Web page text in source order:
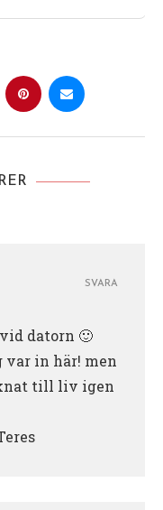
datorn 🙂
var in här! men
till liv igen
SVARA